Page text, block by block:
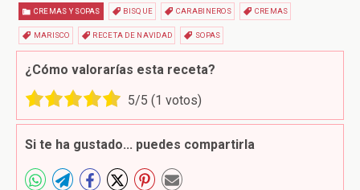
CREMAS Y SOPAS BISQUE CARABINEROS CREMAS
MARISCO RECETA DE NAVIDAD SOPAS
¿Cómo valorarías esta receta?
5/5 (1 votos)
Si te ha gustado... puedes compartirla